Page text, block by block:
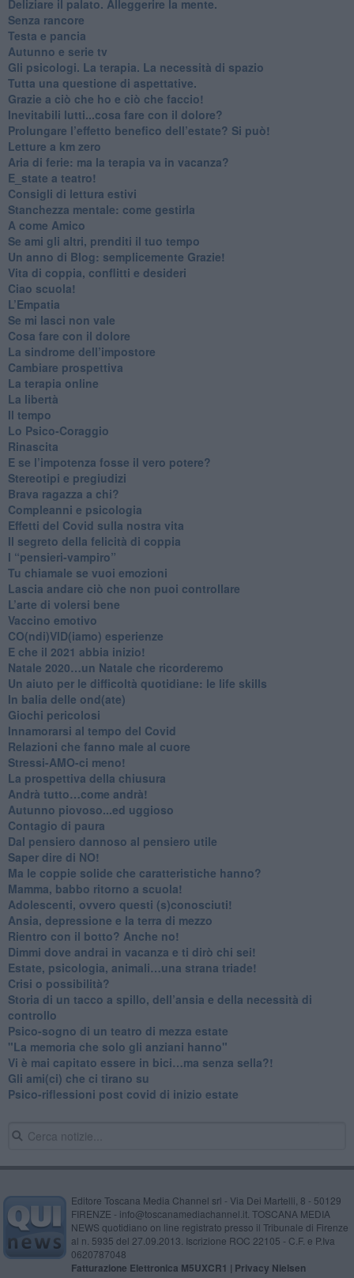
​Deliziare il palato. Alleggerire la mente.
​Senza rancore
​Testa e pancia
​Autunno e serie tv
​Gli psicologi. La terapia. La necessità di spazio
​Tutta una questione di aspettative.
​Grazie a ciò che ho e ciò che faccio!
​Inevitabili lutti...cosa fare con il dolore?
Prolungare l’effetto benefico dell’estate? Si può!
​Letture a km zero
​Aria di ferie: ma la terapia va in vacanza?
​E_state a teatro!
​Consigli di lettura estivi
​Stanchezza mentale: come gestirla
​A come Amico
​Se ami gli altri, prenditi il tuo tempo
​Un anno di Blog: semplicemente Grazie!
​Vita di coppia, conflitti e desideri
​Ciao scuola!
​L’Empatia
​Se mi lasci non vale
Cosa fare con il dolore
​La sindrome dell’impostore
​Cambiare prospettiva
La terapia online
La libertà
​Il tempo
​Lo Psico-Coraggio
Rinascita
​E se l’impotenza fosse il vero potere?
Stereotipi e pregiudizi
​Brava ragazza a chi?
​Compleanni e psicologia
Effetti del Covid sulla nostra vita
Il segreto della felicità di coppia
​I “pensieri-vampiro”
​Tu chiamale se vuoi emozioni
​Lascia andare ciò che non puoi controllare
L’arte di volersi bene
​Vaccino emotivo
CO(ndi)VID(iamo) esperienze
​E che il 2021 abbia inizio!
​Natale 2020…un Natale che ricorderemo
Un aiuto per le difficoltà quotidiane: le life skills
​In balia delle ond(ate)
Giochi pericolosi
Innamorarsi al tempo del Covid
​Relazioni che fanno male al cuore
​Stressi-AMO-ci meno!
​La prospettiva della chiusura
​Andrà tutto…come andrà!
Autunno piovoso...ed uggioso
​Contagio di paura
​Dal pensiero dannoso al pensiero utile
​Saper dire di NO!
​Ma le coppie solide che caratteristiche hanno?
​Mamma, babbo ritorno a scuola!
Adolescenti, ovvero questi (s)conosciuti!
Ansia, depressione e la terra di mezzo
​Rientro con il botto? Anche no!
Dimmi dove andrai in vacanza e ti dirò chi sei!
​Estate, psicologia, animali…una strana triade!
​Crisi o possibilità?
​Storia di un tacco a spillo, dell’ansia e della necessità di
controllo
​Psico-sogno di un teatro di mezza estate
"La memoria che solo gli anziani hanno"
​Vi è mai capitato essere in bici…ma senza sella?!
​Gli ami(ci) che ci tirano su
Psico-riflessioni post covid di inizio estate
Editore Toscana Media Channel srl - Via Dei Martelli, 8 - 50129
FIRENZE - info@toscanamediachannel.it. TOSCANA MEDIA
NEWS quotidiano on line registrato presso il Tribunale di Firenze
al n. 5935 del 27.09.2013. Iscrizione ROC 22105 - C.F. e P.Iva
0620787048
Fatturazione Elettronica M5UXCR1 | Privacy Nielsen